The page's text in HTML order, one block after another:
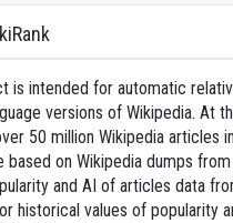
is intended for automatic
versions of Wikipedia. At
50 million Wikipedia articles
based on Wikipedia dumps
and AI of articles data
historical values of popularity